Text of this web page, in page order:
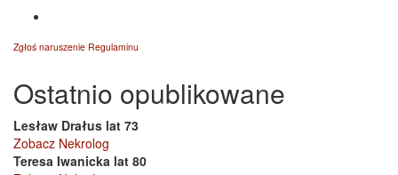
Zgłoś naruszenie Regulaminu
Ostatnio opublikowane
Lesław Drałus lat 73
Zobacz Nekrolog
Teresa Iwanicka lat 80